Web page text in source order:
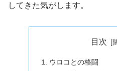
してきた気がします。
目次
ウロコとの格闘